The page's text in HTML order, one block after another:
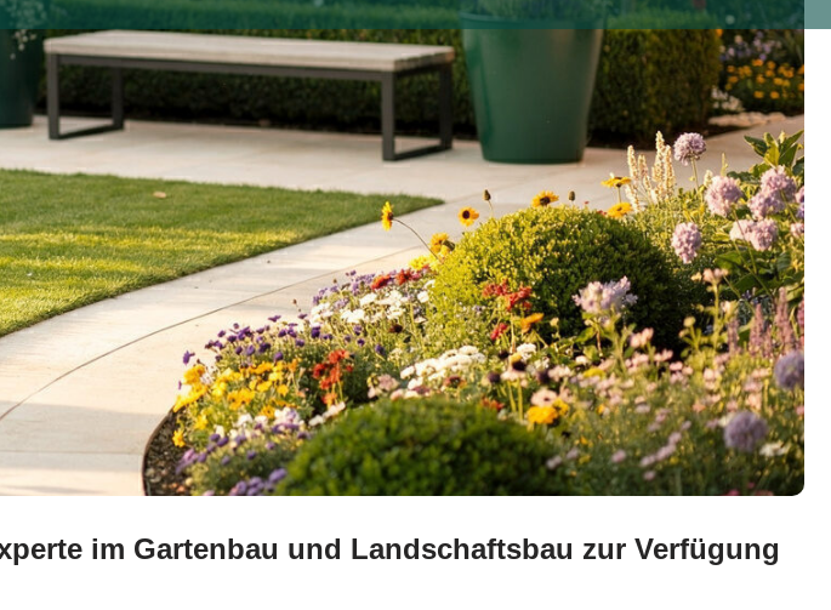
Terrassenbau, Gartenpflege. Finden Sie ✓Zaunbau, ✓Gartenbau,
im Gartenbau und Landschaftsbau zur Verfügung